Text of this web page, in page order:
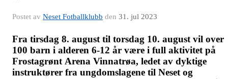
Postet av Neset Fotballklubb den 31. jul 2023
Fra tirsdag 8. august til torsdag 10. august vil over
100 barn i alderen 6-12 år være i full aktivitet på
Frostagrønt Arena Vinnatrøa, ledet av dyktige
instruktører fra ungdomslagene til Neset og